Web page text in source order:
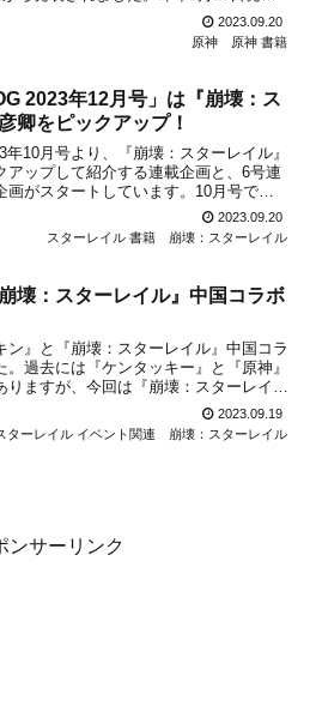
13日号」に続いて、ファミ通では今年
2023.09.20
原神
原神 書籍
2023年12月号」は『崩壊：ス
卿をピックアップ！
10月号より、『崩壊：スターレイル』
アップして紹介する連載企画と、6号連
がスタートしています。10月号では
ーラン＆ヴェルト」がピックアップし
日発売...
2023.09.20
スターレイル 書籍
崩壊：スターレイル
壊：スターレイル』中国コラボ
ン』と『崩壊：スターレイル』中国コラ
過去には『ケンタッキー』と『原神』
りますが、今回は『崩壊：スターレイ
コラボは2023年9月22日から始まり、三
ャラクターに起用し、グ...
2023.09.19
ターレイル イベント関連
崩壊：スターレイル
ンサーリンク